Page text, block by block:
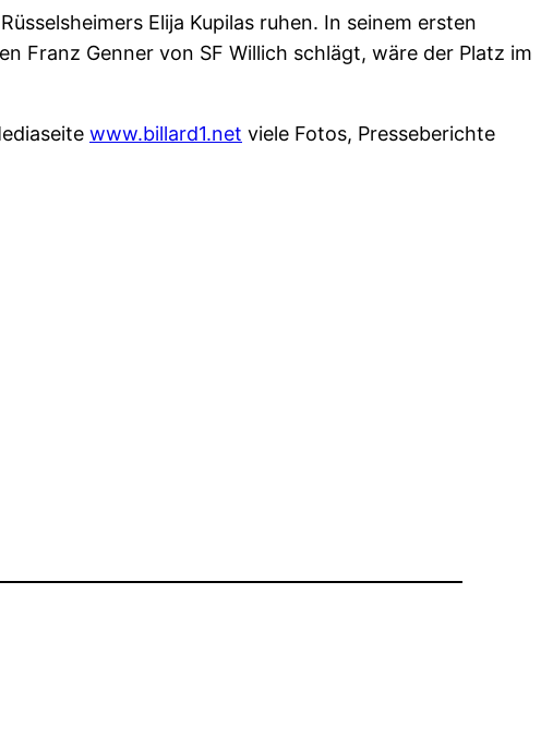
Elija Kupilas ruhen. In seinem ersten
Franz Genner von SF Willich schlägt, wäre der Platz im
www.billard1.net viele Fotos, Presseberichte